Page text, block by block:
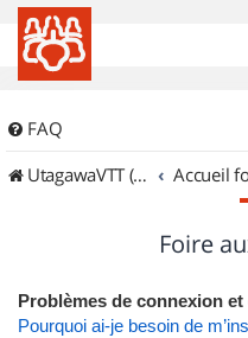
FAQ
UtagawaVTT (Randos VTT et VTTAE avec traces GPS)
Accueil
Foire
Problèmes de connexion
Pourquoi ai-je besoin de